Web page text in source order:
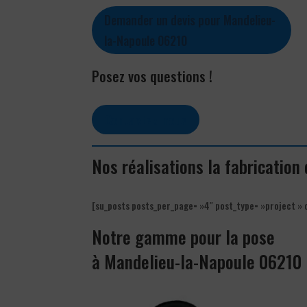
Posez vos questions !
Nos réalisations la fabrication
[su_posts posts_per_page= »4″ post_type= »project »
Notre gamme pour la pose
à Mandelieu-la-Napoule 06210